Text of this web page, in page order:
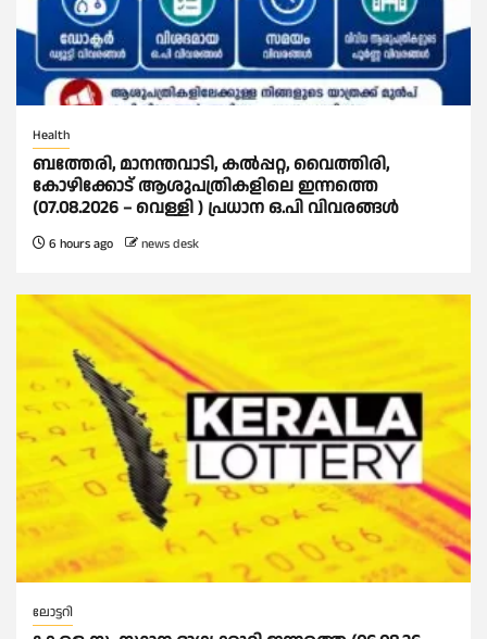
Health
ബത്തേരി, മാനന്തവാടി, കൽപ്പറ്റ, വൈത്തിരി,
കോഴിക്കോട് ആശുപത്രികളിലെ ഇന്നത്തെ
(07.08.2026 – വെള്ളി ) പ്രധാന ഒ.പി വിവരങ്ങൾ
6 hours ago news desk
ലോട്ടറി